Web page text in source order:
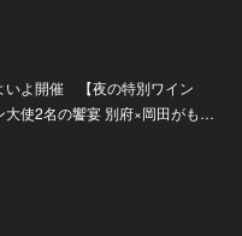
いよ開催 【夜の特別ワイン
大使2名の饗宴 別府×岡田がも…